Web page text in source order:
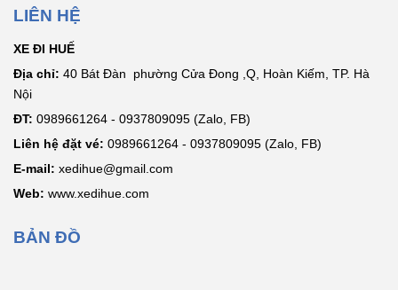
LIÊN HỆ
XE ĐI HUẾ
Địa chỉ: 40 Bát Đàn phường Cửa Đong ,Q, Hoàn Kiếm, TP. Hà
Nội
ĐT: 0989661264 - 0937809095 (Zalo, FB)
Liên hệ đặt vé: 0989661264 - 0937809095 (Zalo, FB)
E-mail: xedihue@gmail.com
Web: www.xedihue.com
BẢN ĐỒ